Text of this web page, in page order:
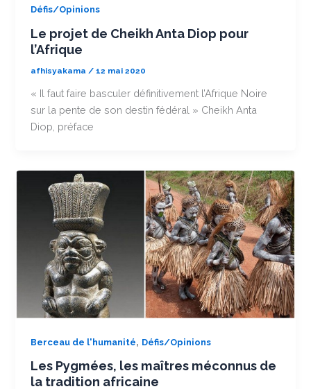
Défis/Opinions
Le projet de Cheikh Anta Diop pour
l’Afrique
afhisyakama/12 mai 2020
« Il faut faire basculer définitivement l’Afrique Noire
sur la pente de son destin fédéral » Cheikh Anta
Diop, préface
Berceau de l'humanité, Défis/Opinions
Les Pygmées, les maîtres méconnus de
la tradition africaine